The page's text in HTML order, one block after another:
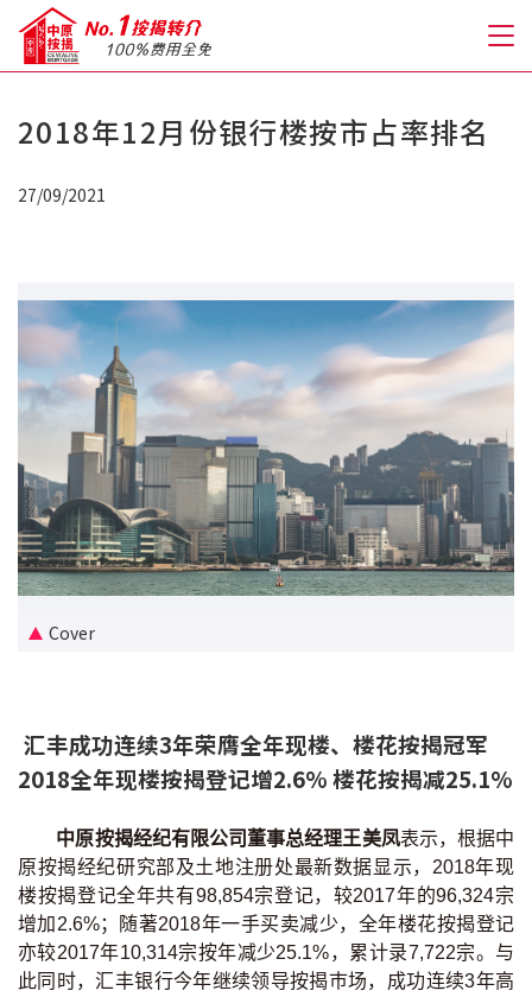
关于我们
免费房贷转介服务
免费开户转介服务
私人贷款
优惠礼遇
新盘优越按揭优惠
中原按揭标签优惠
按揭工具
按揭计算
转按计算
置业预算
供款年期计算
2018年12月份银行楼按市占率排名
27/09/2021
Cover
汇丰成功连续3年荣膺全年现楼、楼花按揭冠军
2018全年现楼按揭登记增2.6% 楼花按揭减25.1%
中原按揭经纪有限公司董事总经理王美凤表示，根据中
原按揭经纪研究部及土地注册处最新数据显示，2018年现
楼按揭登记全年共有98,854宗登记，较2017年的96,324宗
增加2.6%；随著2018年一手买卖减少，全年楼花按揭登记
亦较2017年10,314宗按年减少25.1%，累计录7,722宗。与
此同时，汇丰银行今年继续领导按揭巿场，成功连续3年高